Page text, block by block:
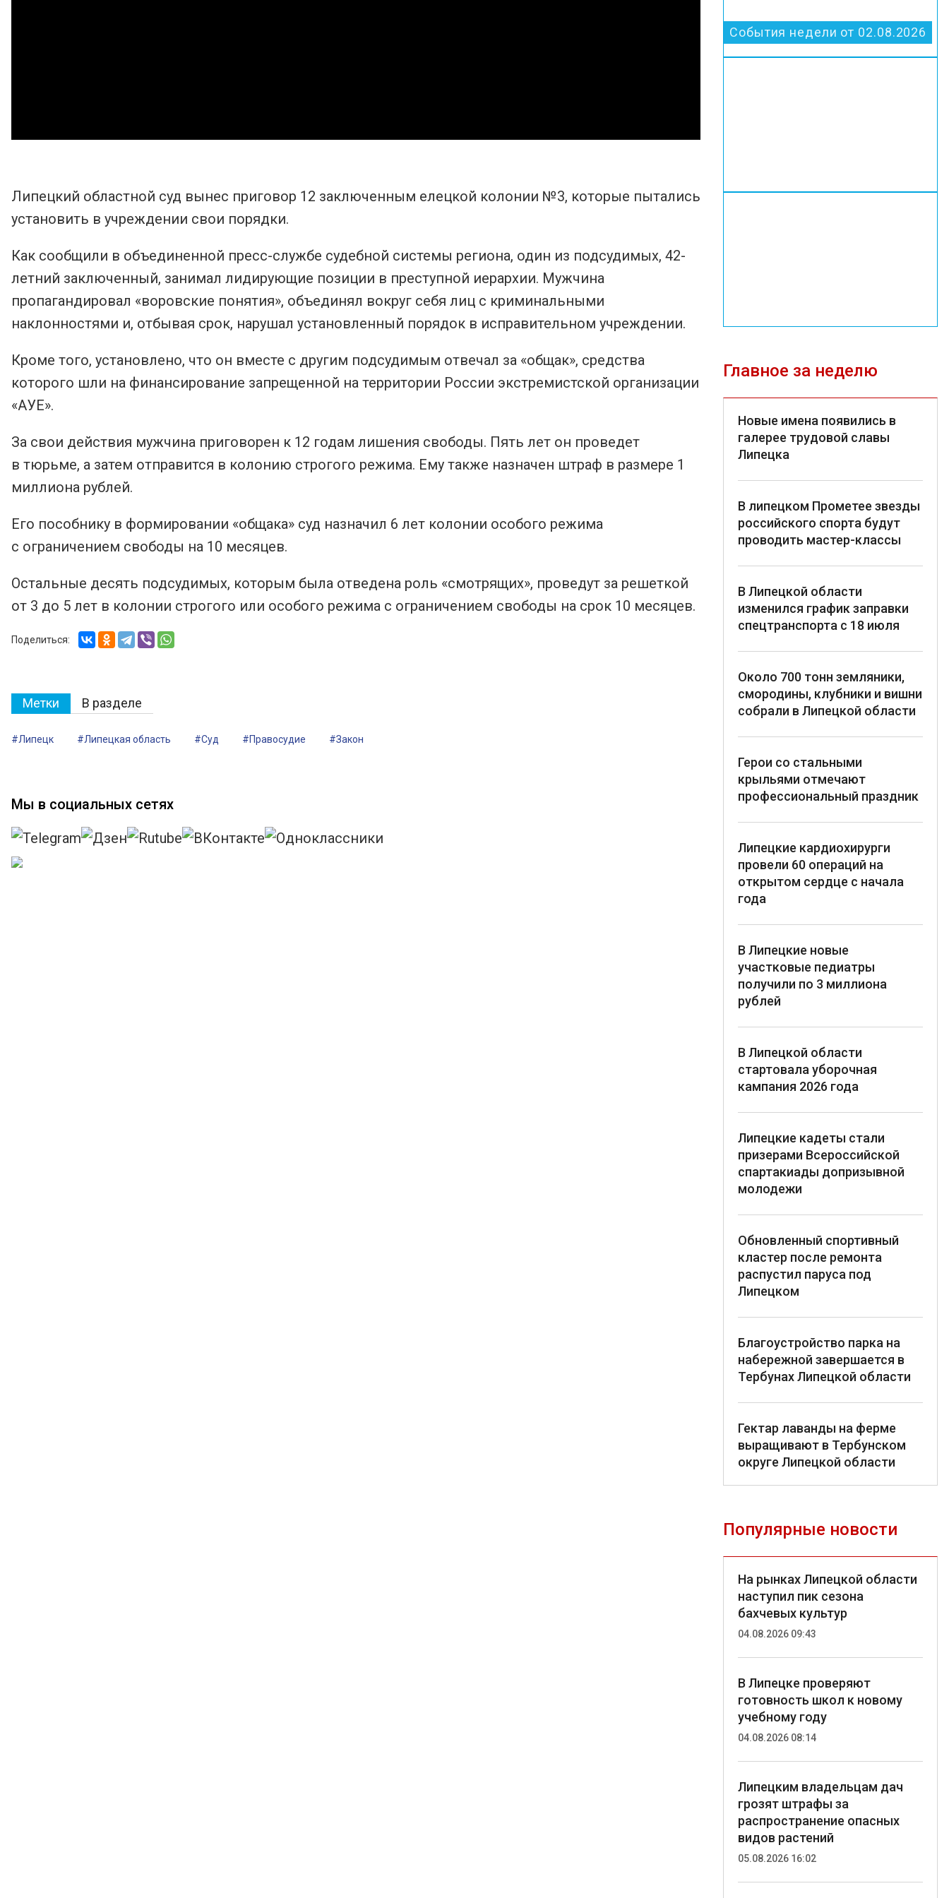
Липецкий областной суд вынес приговор 12 заключенным елецкой колонии №3, которые пытались
установить в учреждении свои порядки.
Как сообщили в объединенной пресс-службе судебной системы региона, один из подсудимых, 42-
летний заключенный, занимал лидирующие позиции в преступной иерархии. Мужчина
пропагандировал «воровские понятия», объединял вокруг себя лиц с криминальными
наклонностями и, отбывая срок, нарушал установленный порядок в исправительном учреждении.
Кроме того, установлено, что он вместе с другим подсудимым отвечал за «общак», средства
которого шли на финансирование запрещенной на территории России экстремистской организации
«АУЕ».
За свои действия мужчина приговорен к 12 годам лишения свободы. Пять лет он проведет
в тюрьме, а затем отправится в колонию строгого режима. Ему также назначен штраф в размере 1
миллиона рублей.
Его пособнику в формировании «общака» суд назначил 6 лет колонии особого режима
с ограничением свободы на 10 месяцев.
Остальные десять подсудимых, которым была отведена роль «смотрящих», проведут за решеткой
от 3 до 5 лет в колонии строгого или особого режима с ограничением свободы на срок 10 месяцев.
Поделиться:
Метки В разделе
#Липецк #Липецкая область #Суд #Правосудие #Закон
Мы в социальных сетях
События недели от 02.08.2026
Главное за неделю
Новые имена появились в
галерее трудовой славы
Липецка
В липецком Прометее звезды
российского спорта будут
проводить мастер-классы
В Липецкой области
изменился график заправки
спецтранспорта с 18 июля
Около 700 тонн земляники,
смородины, клубники и вишни
собрали в Липецкой области
Герои со стальными
крыльями отмечают
профессиональный праздник
Липецкие кардиохирурги
провели 60 операций на
открытом сердце с начала
года
В Липецкие новые
участковые педиатры
получили по 3 миллиона
рублей
В Липецкой области
стартовала уборочная
кампания 2026 года
Липецкие кадеты стали
призерами Всероссийской
спартакиады допризывной
молодежи
Обновленный спортивный
кластер после ремонта
распустил паруса под
Липецком
Благоустройство парка на
набережной завершается в
Тербунах Липецкой области
Гектар лаванды на ферме
выращивают в Тербунском
округе Липецкой области
Популярные новости
На рынках Липецкой области
наступил пик сезона
бахчевых культур
04.08.2026 09:43
В Липецке проверяют
готовность школ к новому
учебному году
04.08.2026 08:14
Липецким владельцам дач
грозят штрафы за
распространение опасных
видов растений
05.08.2026 16:02